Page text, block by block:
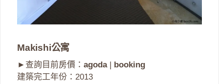
Makishi公寓
►查詢目前房價： agoda| booking
建築完工年份：2013